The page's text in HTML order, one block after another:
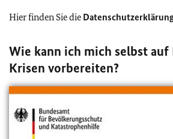
Hier finden Sie die
Wie kann ich mich selbst
Krisen vorbereiten?